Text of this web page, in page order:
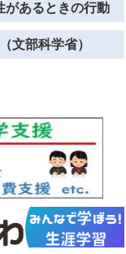
があるときの行動
文部科学省）